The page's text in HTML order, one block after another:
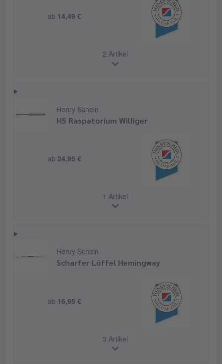
ab 14,49 €
2 Artikel
Henry Schein
HS Raspatorium Williger
ab 24,95 €
1 Artikel
Henry Schein
Scharfer Löffel Hemingway
ab 16,95 €
3 Artikel